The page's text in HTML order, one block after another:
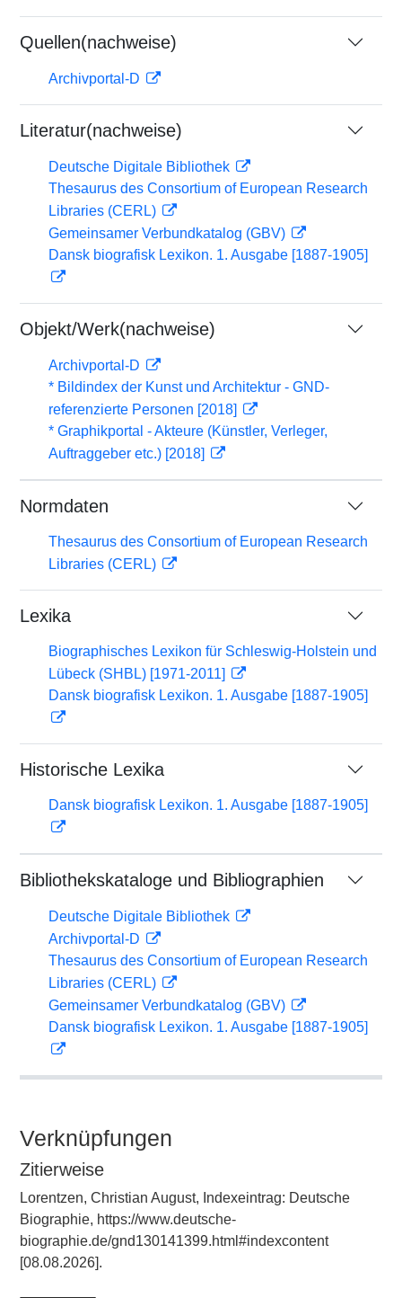
Quellen(nachweise)
Archivportal-D
Literatur(nachweise)
Deutsche Digitale Bibliothek
Thesaurus des Consortium of European Research
Libraries (CERL)
Gemeinsamer Verbundkatalog (GBV)
Dansk biografisk Lexikon. 1. Ausgabe [1887-1905]
Objekt/Werk(nachweise)
Archivportal-D
* Bildindex der Kunst und Architektur - GND-
referenzierte Personen [2018]
* Graphikportal - Akteure (Künstler, Verleger,
Auftraggeber etc.) [2018]
Normdaten
Thesaurus des Consortium of European Research
Libraries (CERL)
Lexika
Biographisches Lexikon für Schleswig-Holstein und
Lübeck (SHBL) [1971-2011]
Dansk biografisk Lexikon. 1. Ausgabe [1887-1905]
Historische Lexika
Dansk biografisk Lexikon. 1. Ausgabe [1887-1905]
Bibliothekskataloge und Bibliographien
Deutsche Digitale Bibliothek
Archivportal-D
Thesaurus des Consortium of European Research
Libraries (CERL)
Gemeinsamer Verbundkatalog (GBV)
Dansk biografisk Lexikon. 1. Ausgabe [1887-1905]
Verknüpfungen
Zitierweise
Lorentzen, Christian August, Indexeintrag: Deutsche
Biographie, https://www.deutsche-
biographie.de/gnd130141399.html#indexcontent
[08.08.2026].